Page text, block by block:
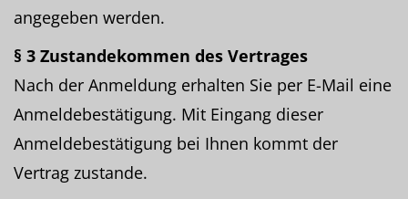
angegeben werden.
§ 3 Zustandekommen des Vertrages
Nach der Anmeldung erhalten Sie per E-Mail eine
Anmeldebestätigung. Mit Eingang dieser
Anmeldebestätigung bei Ihnen kommt der
Vertrag zustande.